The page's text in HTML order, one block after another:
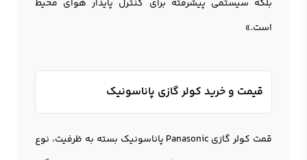
بلکه سیستمی پیشرفته برای کنترل پایدار هوای محیط
است.»
قیمت و خرید کولر گازی پاناسونیک
قمت کولر گازی Panasonic پاناسونیک بسته به ظرفیت، نوع